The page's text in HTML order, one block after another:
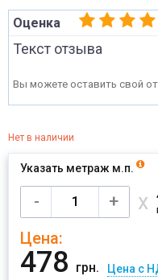
Оценка
Текст отзыва
Вы можете оставить свой
Нет в наличии
Указать метраж м.п.
- + х
Цена:
478 грн. Цена с